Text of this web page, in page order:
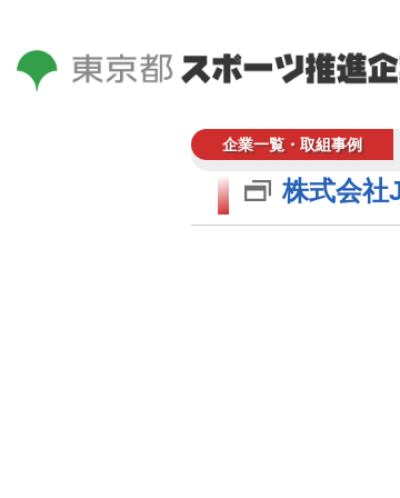
企業一覧・取組事例
株式会